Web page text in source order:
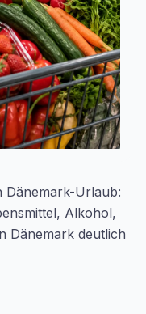
Dänemark-Urlaub:
Alkohol,
Dänemark deutlich